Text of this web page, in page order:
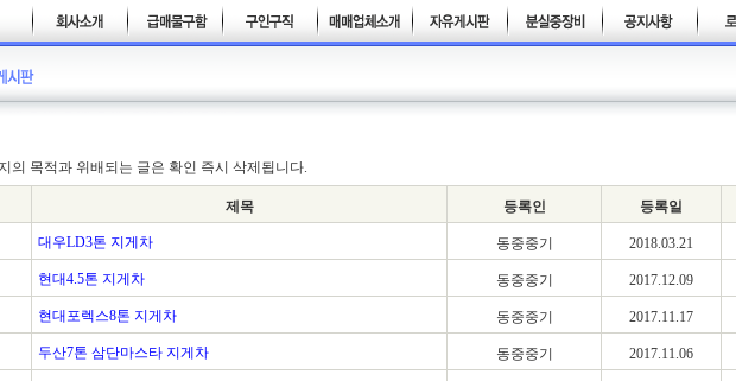
의 목적과 위배되는 글은 확인 즉시 삭제됩니다.
제목 등록인 등록일
대우LD3톤 지게차 동중중기 2018.03.21
현대4.5톤 지게차 동중중기 2017.12.09
현대포렉스8톤 지게차 동중중기 2017.11.17
두산7톤 삼단마스타 지게차 동중중기 2017.11.06